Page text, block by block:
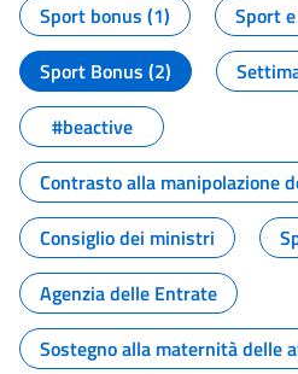
Sport bonus (1)
Sport
Sport Bonus (2)
#beactive
Contrasto alla manipolazione
Consiglio dei ministri
Agenzia delle Entrate
Sostegno alla maternità delle